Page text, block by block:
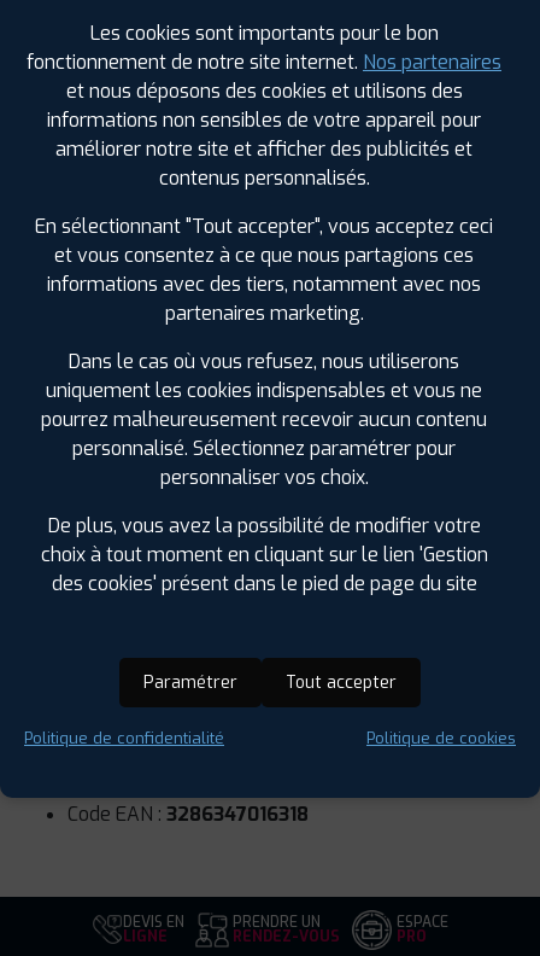
Votre commande
montée et équilibrée :
414.80€TTC
FAIRE INSTALLER CE PNEU
Sous réserve de disponibilité en agence
SPÉCIFICATIONS AVIS CLIENTS ÉTIQUETAGE
Saison :Été
Runflat :Oui
Largeur :255
Charge : 94
Vitesse :
Bruit de roulement externe :
Code EAN : 3286347016318
DEVIS EN
LIGNE
PRENDRE UN
RENDEZ-VOUS
ESPACE
PRO
Les cookies sont importants pour le bon
fonctionnement de notre site internet. Nos partenaires
et nous déposons des cookies et utilisons des
informations non sensibles de votre appareil pour
améliorer notre site et afficher des publicités et
contenus personnalisés.
En sélectionnant "Tout accepter", vous acceptez ceci
et vous consentez à ce que nous partagions ces
informations avec des tiers, notamment avec nos
partenaires marketing.
Dans le cas où vous refusez, nous utiliserons
uniquement les cookies indispensables et vous ne
pourrez malheureusement recevoir aucun contenu
personnalisé. Sélectionnez paramétrer pour
personnaliser vos choix.
De plus, vous avez la possibilité de modifier votre
choix à tout moment en cliquant sur le lien 'Gestion
des cookies' présent dans le pied de page du site
Paramétrer Tout accepter
Politique de confidentialité Politique de cookies